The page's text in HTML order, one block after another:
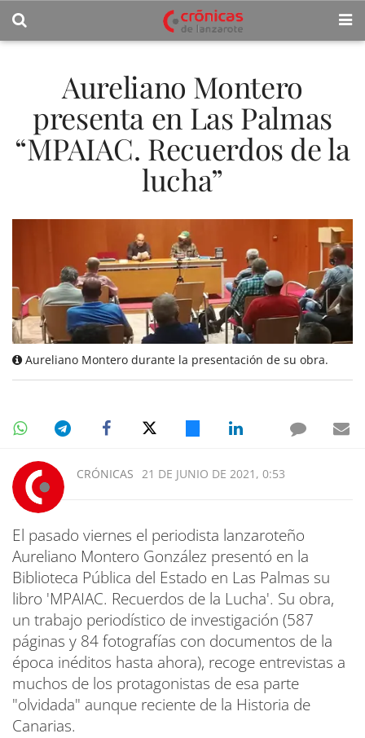
Aureliano Montero
presenta en Las Palmas
“MPAIAC. Recuerdos de la
lucha”
Aureliano Montero durante la presentación de su obra.
CRÓNICAS 21 DE JUNIO DE 2021, 0:53
El pasado viernes el periodista lanzaroteño
Aureliano Montero González presentó en la
Biblioteca Pública del Estado en Las Palmas su
libro 'MPAIAC. Recuerdos de la Lucha'. Su obra,
un trabajo periodístico de investigación (587
páginas y 84 fotografías con documentos de la
época inéditos hasta ahora), recoge entrevistas a
muchos de los protagonistas de esa parte
"olvidada" aunque reciente de la Historia de
Canarias.